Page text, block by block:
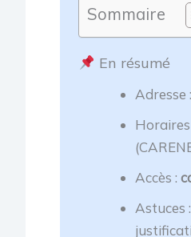
Sommaire
En résumé
Adresse :
Accès :
Astuces